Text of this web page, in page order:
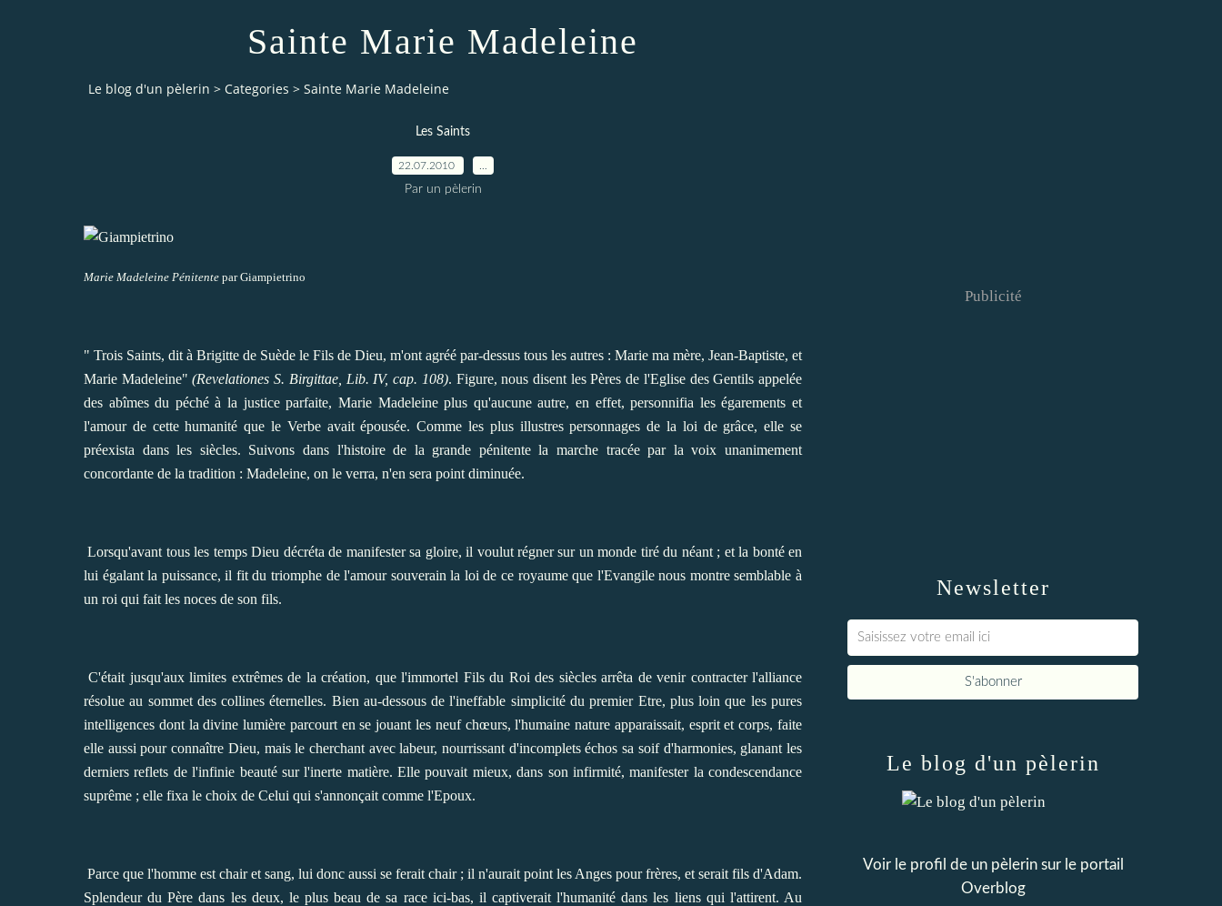
Sainte Marie Madeleine
Le blog d'un pèlerin > Categories > Sainte Marie Madeleine
Les Saints
22.07.2010
Par un pèlerin
Marie Madeleine Pénitente par Giampietrino
" Trois Saints, dit à Brigitte de Suède le Fils de Dieu, m'ont agréé par-dessus tous les autres : Marie ma mère, Jean-Baptiste, et
Marie Madeleine"(Revelationes S. Birgittae, Lib. IV, cap. 108). Figure, nous disent les Pères de l'Eglise des Gentils appelée
des abîmes du péché à la justice parfaite, Marie Madeleine plus qu'aucune autre, en effet, personnifia les égarements et
l'amour de cette humanité que le Verbe avait épousée. Comme les plus illustres personnages de la loi de grâce, elle se
préexista dans les siècles. Suivons dans l'histoire de la grande pénitente la marche tracée par la voix unanimement
concordante de la tradition : Madeleine, on le verra, n'en sera point diminuée.
Lorsqu'avant tous les temps Dieu décréta de manifester sa gloire, il voulut régner sur un monde tiré du néant ; et la bonté en
lui égalant la puissance, il fit du triomphe de l'amour souverain la loi de ce royaume que l'Evangile nous montre semblable à
un roi qui fait les noces de son fils.
C'était jusqu'aux limites extrêmes de la création, que l'immortel Fils du Roi des siècles arrêta de venir contracter l'alliance
résolue au sommet des collines éternelles. Bien au-dessous de l'ineffable simplicité du premier Etre, plus loin que les pures
intelligences dont la divine lumière parcourt en se jouant les neuf chœurs, l'humaine nature apparaissait, esprit et corps, faite
elle aussi pour connaître Dieu, mais le cherchant avec labeur, nourrissant d'incomplets échos sa soif d'harmonies, glanant les
derniers reflets de l'infinie beauté sur l'inerte matière. Elle pouvait mieux, dans son infirmité, manifester la condescendance
suprême ; elle fixa le choix de Celui qui s'annonçait comme l'Epoux.
Parce que l'homme est chair et sang, lui donc aussi se ferait chair ; il n'aurait point les Anges pour frères, et serait fils d'Adam.
Splendeur du Père dans les deux, le plus beau de sa race ici-bas, il captiverait l'humanité dans les liens qui l'attirent. Au
Newsletter
Publicité
Le blog d'un pèlerin
Voir le profil de un pèlerinsur le portail
Overblog